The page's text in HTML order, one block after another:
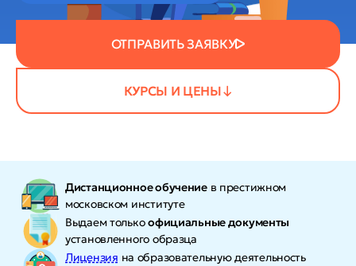
КУРСЫ И ЦЕНЫ
ОТПРАВИТЬ ЗАЯВКУ
Дистанционное обучениев престижном
московском институте
Выдаем толькоофициальные документы
установленного образца
Лицензия на образовательную деятельность